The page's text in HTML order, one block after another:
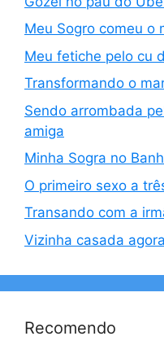
Meu Sogro comeu o
Meu fetiche pelo cu
Transformando o
Sendo arrombada
amiga
Minha Sogra no
O primeiro sexo a
Transando com a
Vizinha casada
Recomendo